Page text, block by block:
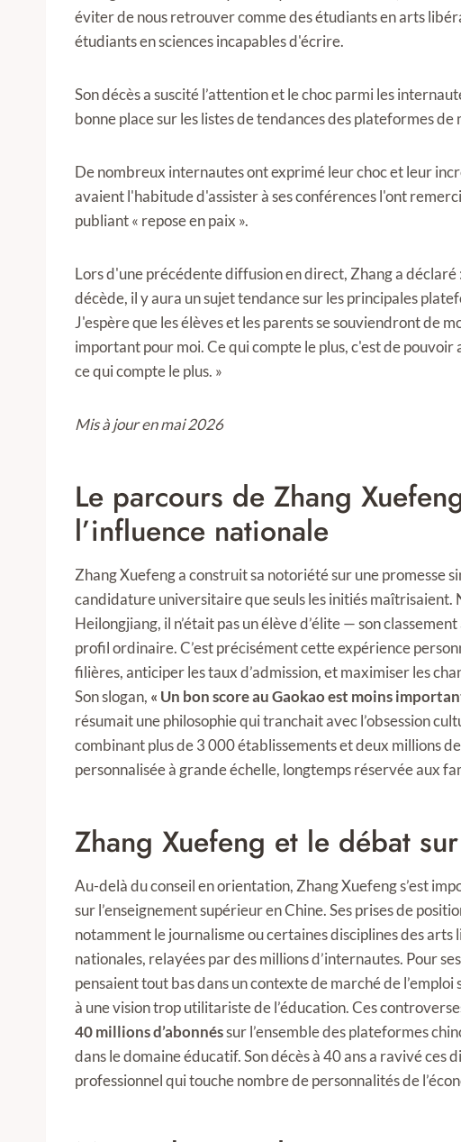
éviter de nous retrouver comme des étudiants en arts
étudiants en sciences incapables d'écrire.
Son décès a suscité l’attention et le choc parmi les
bonne place sur les listes de tendances des plateformes
De nombreux internautes ont exprimé leur choc et leur
avaient l'habitude d'assister à ses conférences l'ont
publiant « repose en paix ».
Lors d'une précédente diffusion en direct, Zhang a déclaré
décède, il y aura un sujet tendance sur les principales
J'espère que les élèves et les parents se souviendront de
important pour moi. Ce qui compte le plus, c'est de pouvoir
ce qui compte le plus. »
Mis à jour en mai 2026
Le parcours de Zhang
l’influence nationale
Zhang Xuefeng a construit sa notoriété sur une promesse
candidature universitaire que seuls les initiés maîtrisaient.
Heilongjiang, il n’était pas un élève d’élite — son
profil ordinaire. C’est précisément cette expérience
filières, anticiper les taux d’admission, et maximiser les
Son slogan, « Un bon score au Gaokao est moins
résumait une philosophie qui tranchait avec l’obsession
combinant plus de 3 000 établissements et deux millions
personnalisée à grande échelle, longtemps réservée aux
Zhang Xuefeng et le débat
Au-delà du conseil en orientation, Zhang Xuefeng s’est
sur l’enseignement supérieur en Chine. Ses prises de
notamment le journalisme ou certaines disciplines des
nationales, relayées par des millions d’internautes. Pour
pensaient tout bas dans un contexte de marché de
à une vision trop utilitariste de l’éducation. Ces
40 millions d’abonnéssur l’ensemble des plateformes
dans le domaine éducatif. Son décès à 40 ans a ravivé ces
professionnel qui touche nombre de personnalités de